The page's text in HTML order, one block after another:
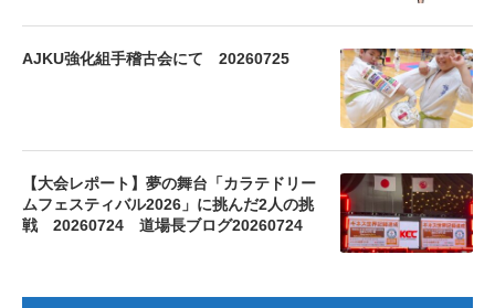
AJKU強化組手稽古会にて 20260725
【大会レポート】夢の舞台「カラテドリー
ムフェスティバル2026」に挑んだ2人の挑
戦 20260724 道場長ブログ20260724